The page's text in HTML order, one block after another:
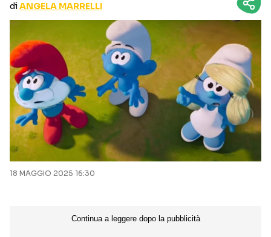
RECENSIONI
Seguici sui social
diANGELA MARRELLI
18 MAGGIO 2025 16:30